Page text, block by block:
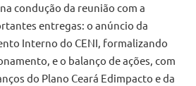
condução da reunião com a
entregas: o anúncio da
Interno do CENI, formalizando
e o balanço de ações, com
do Plano Ceará Edimpacto e da